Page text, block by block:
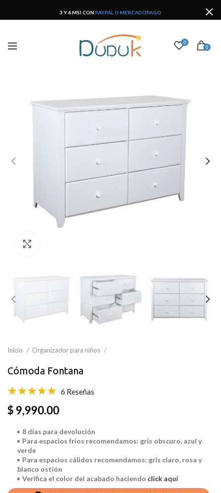
3 Y 6 MSI CON PAYPAL O MERCADOPAGO
0
0
Inicio Organizador para niños
Cómoda Fontana
6 Reseñas
$ 9,990.00
8 días para devolución
Para espacios fríos recomendamos: gris obscuro, azul y
verde
Para espacios cálidos recomendamos: gris claro, rosa y
blanco ostión
Verifica el color del acabado haciendo click aquí